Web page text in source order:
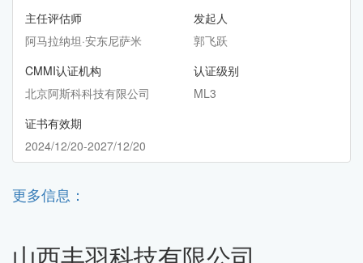
主任评估师
阿马拉纳坦·安东尼萨米
发起人
郭飞跃
CMMI认证机构
北京阿斯科科技有限公司
认证级别
ML3
证书有效期
2024/12/20-2027/12/20
更多信息：